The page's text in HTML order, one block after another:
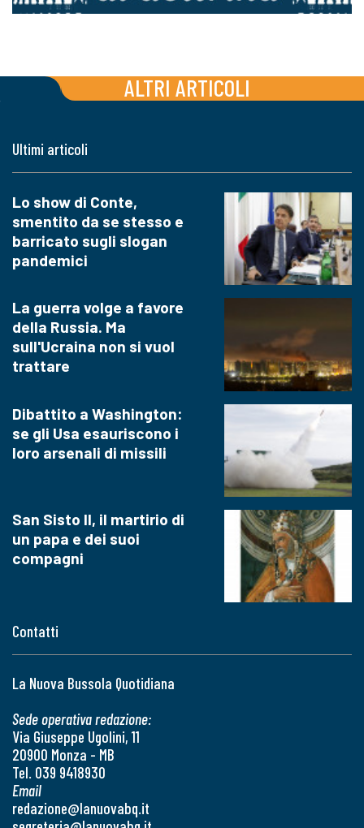
ALTRI ARTICOLI
Contatti
La Nuova Bussola Quotidiana
Sede operativa redazione:
Via Giuseppe Ugolini, 11
20900 Monza - MB
Tel. 039 9418930
Email
redazione@lanuovabq.it
Ultimi articoli
Lo show di Conte,
smentito da se stesso e
barricato sugli slogan
pandemici
La guerra volge a favore
della Russia. Ma
sull'Ucraina non si vuol
trattare
Dibattito a Washington:
se gli Usa esauriscono i
loro arsenali di missili
San Sisto II, il martirio di
un papa e dei suoi
compagni